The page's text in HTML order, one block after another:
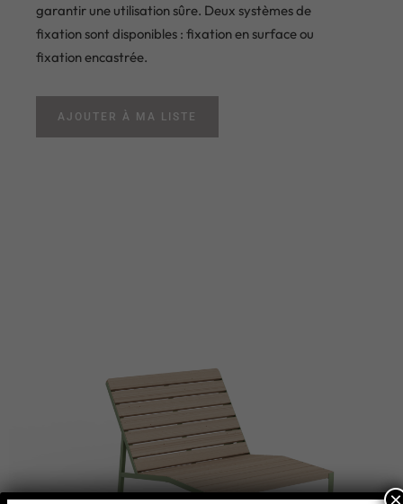
garantir une utilisation sûre. Deux systèmes de
fixation sont disponibles : fixation en surface ou
fixation encastrée.
AJOUTER À MA LISTE